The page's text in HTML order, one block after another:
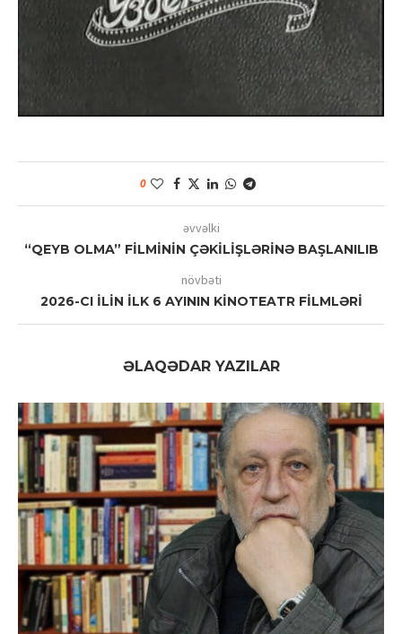
0
əvvəlki
“QEYB OLMA” FİLMİNİN ÇƏKİLİŞLƏRİNƏ BAŞLANILIB
növbəti
2026-CI İLİN İLK 6 AYININ KİNOTEATR FİLMLƏRİ
ƏLAQƏDAR YAZILAR